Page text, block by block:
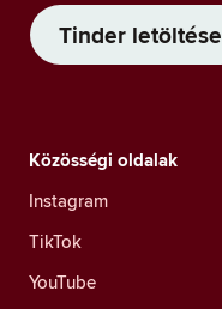
Tinder letöltése
Közösségi oldalak
Instagram
TikTok
YouTube